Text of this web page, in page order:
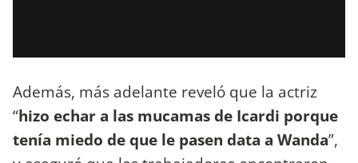
Además, más adelante reveló que la actriz
“hizo echar a las mucamas de Icardi porque
tenía miedo de que le pasen data a Wanda”,